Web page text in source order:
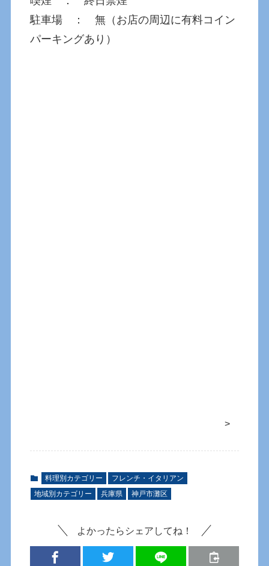
駐車場 ： 無（お店の周辺に有料コイン
パーキングあり）
>
料理別カテゴリー
フレンチ・イタリアン
地域別カテゴリー
兵庫県 神戸市灘区
よかったらシェアしてね！